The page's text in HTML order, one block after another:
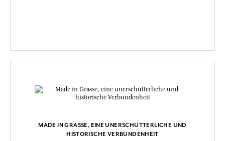
MADE IN GRASSE, EINE UNERSCHÜTTERLICHE UND
HISTORISCHE VERBUNDENHEIT